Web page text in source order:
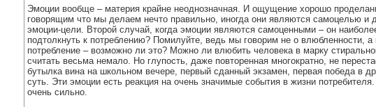
Эмоции вообще – материя крайне неоднозначная. И ощущение хорошо
говорящим что мы делаем нечто правильно, иногда они являются самоцелью
эмоции-цели. Второй случай, когда эмоции являются самоценными – он
подтолкнуть к потреблению? Помилуйте, ведь мы говорим не о влюбленности,
потребление – возможно ли это? Можно ли влюбить человека в марку
считать весьма немало. Но глупость, даже повторенная многократно, не
бутылка вина на школьном вечере, первый сданный экзамен, первая победа в
суть. Эти эмоции есть реакция на очень значимые события в жизни
очень сильно.